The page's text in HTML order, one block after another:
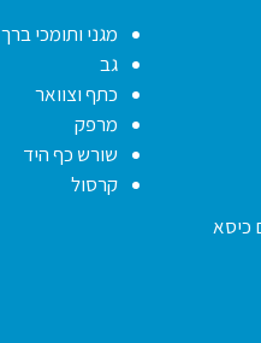
מגני ותומכי ברך
גב
כתף וצוואר
מרפק
שורש כף היד
קרסול
כיסא